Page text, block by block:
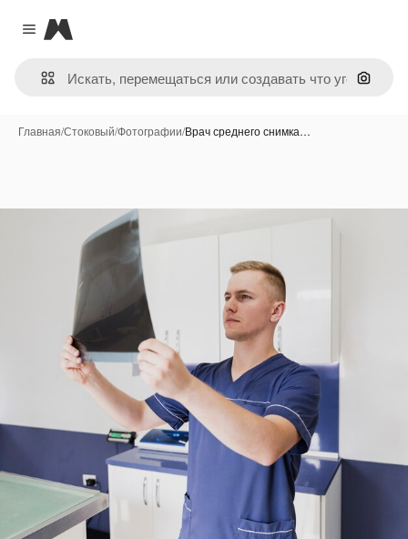
Close menu
Magnific
Поиск
Главная/Стоковый/Фотографии/Врач среднего снимка…